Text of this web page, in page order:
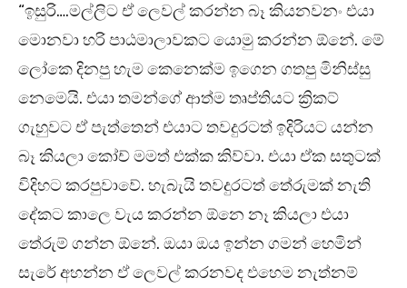
“ඉසුරි….මල්ලිට ඒ ලෙවල් කරන්න බෑ කියනවනං එයා
මොනවා හරි පාඨමාලාවකට යොමු කරන්න ඕනේ. මේ
ලෝකෙ දිනපු හැම කෙනෙක්ම ඉගෙන ගතපු මිනිස්සු
නෙමෙයි. එයා තමන්ගේ ආත්ම තෘප්තියට ක්‍රිකට්
ගැහුවට ඒ පැත්තෙන් එයාට තවදුරටත් ඉදිරියට යන්න
බෑ කියලා කෝච් මමත් එක්ක කිව්වා. එයා ඒක සතුටක්
විදිහට කරපුවාවේ. හැබැයි තවදුරටත් තේරුමක් නැති
දේකට කාලෙ වැය කරන්න ඕනෙ නෑ කියලා එයා
තේරුම් ගන්න ඕනේ. ඔයා ඔය ඉන්න ගමන් හෙමින්
සැරේ අහන්න ඒ ලෙවල් කරනවද එහෙම නැත්නම්